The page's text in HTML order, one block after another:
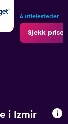
4 utleiesteder
Sjekk priser
i Izmir